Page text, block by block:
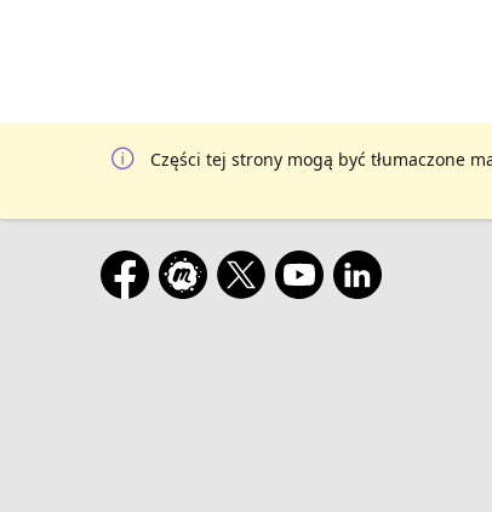
Części tej strony mogą być tłumaczone